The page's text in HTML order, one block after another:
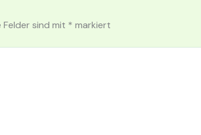
sind mit * markiert